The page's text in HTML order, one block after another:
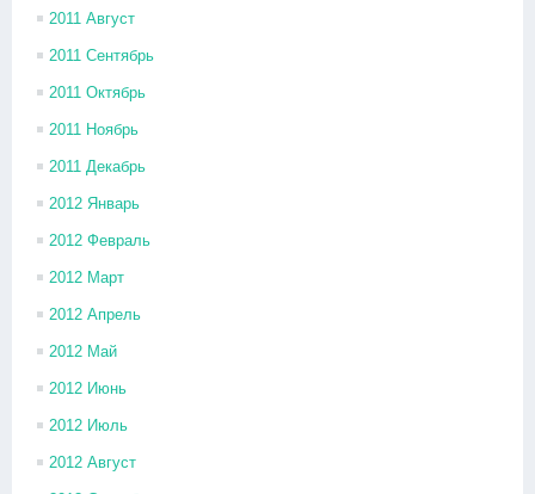
2011 Август
2011 Сентябрь
2011 Октябрь
2011 Ноябрь
2011 Декабрь
2012 Январь
2012 Февраль
2012 Март
2012 Апрель
2012 Май
2012 Июнь
2012 Июль
2012 Август